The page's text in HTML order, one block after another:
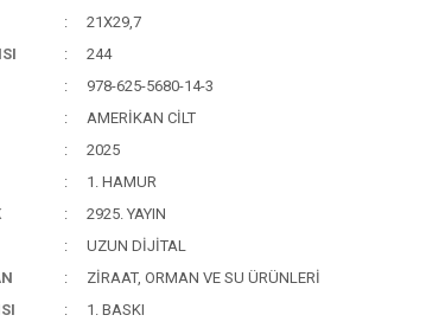
21X29,7
244
978-625-5680-14-3
AMERİKAN CİLT
2025
1. HAMUR
2925. YAYIN
UZUN DİJİTAL
ZİRAAT, ORMAN VE SU ÜRÜNLERİ
1. BASKI